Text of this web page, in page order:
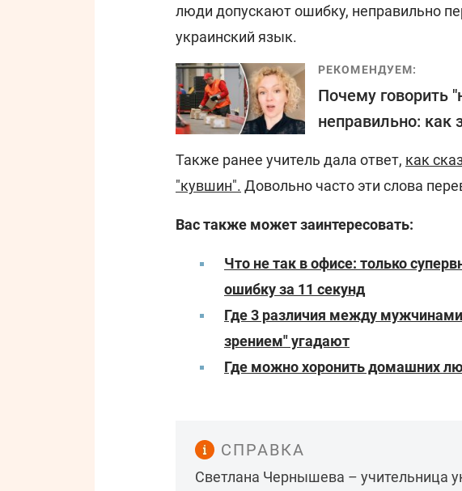
люди допускают ошибку, неправильно
украинский язык.
РЕКОМЕНДУЕМ:
Почему говорить
неправильно: как
Также ранее учитель дала ответ, как
"кувшин". Довольно часто эти слова
Вас также может заинтересовать:
Что не так в офисе: только
ошибку за 11 секунд
Где 3 различия между
зрением" угадают
Где можно хоронить домашних
СПРАВКА
Светлана Чернышева – учительница